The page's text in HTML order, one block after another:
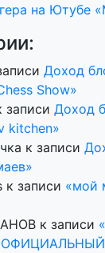
на Ютубе
Доход
Show»
записи Доход
kitchen»
к записи
к записи «мой
к записи